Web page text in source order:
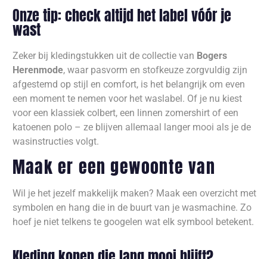
Onze tip: check altijd het label vóór je
wast
Zeker bij kledingstukken uit de collectie van Bogers
Herenmode, waar pasvorm en stofkeuze zorgvuldig zijn
afgestemd op stijl en comfort, is het belangrijk om even
een moment te nemen voor het waslabel. Of je nu kiest
voor een klassiek colbert, een linnen zomershirt of een
katoenen polo – ze blijven allemaal langer mooi als je de
wasinstructies volgt.
Maak er een gewoonte van
Wil je het jezelf makkelijk maken? Maak een overzicht met
symbolen en hang die in de buurt van je wasmachine. Zo
hoef je niet telkens te googelen wat elk symbool betekent.